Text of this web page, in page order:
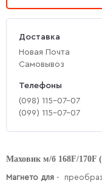
Доставка
Новая Почта
Самовывоз
Телефоны
(‎098) 115-07-07
(‎099) 115-07-07
Маховик м/б 168F/170F
Магнето для -